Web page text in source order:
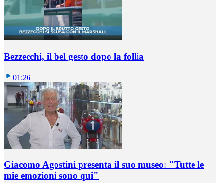
Bezzecchi, il bel gesto dopo la follia
01:26
Giacomo Agostini presenta il suo museo: "Tutte le
mie emozioni sono qui"